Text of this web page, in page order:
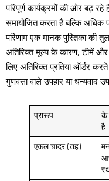
परिपूर्ण कार्यक्रमों की ओर बढ़
समायोजित करता है बल्कि
परिणाम एक मानक पुस्तिका की
अतिरिक्त मूल्य के कारण, टीमें
लिए अतिरिक्त प्रतियां ऑर्डर
गुणवत्ता वाले उपहार या धन्यवाद
प्रारूप
के
है
एकल चादर (तह)